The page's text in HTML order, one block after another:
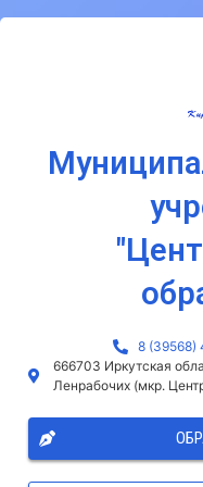
8
666703 Иркутская
Ленрабочих (мкр.